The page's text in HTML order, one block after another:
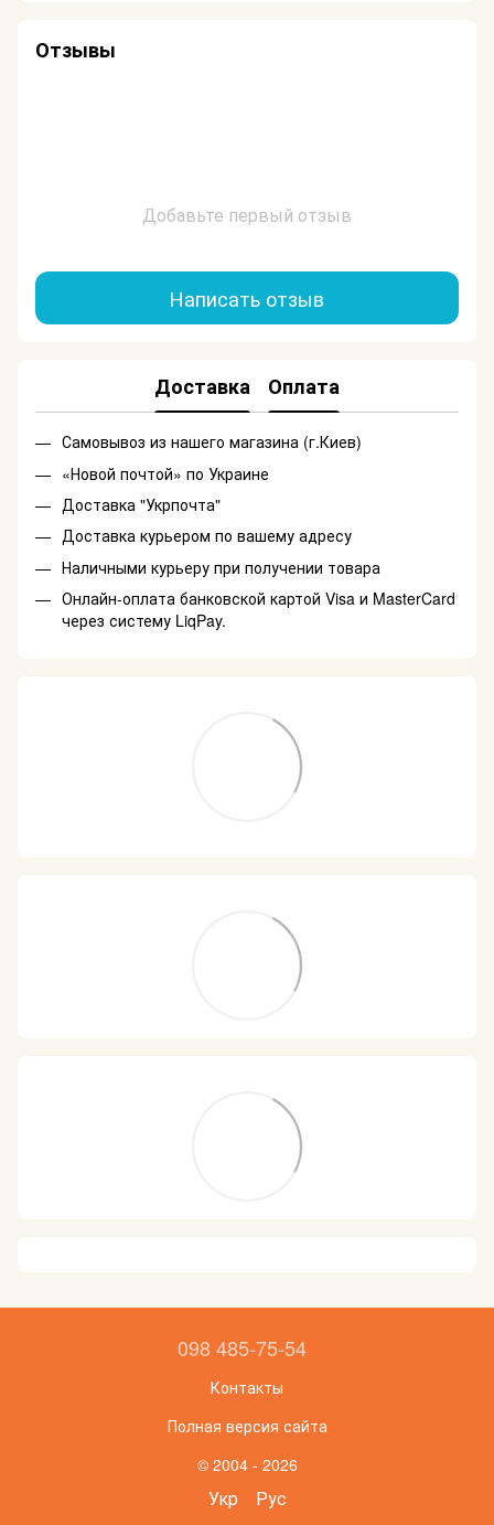
Отзывы
Добавьте первый отзыв
Написать отзыв
Доставка Оплата
Самовывоз из нашего магазина (г.Киев)
«Новой почтой» по Украине
Доставка "Укрпочта"
Доставка курьером по вашему адресу
Наличными курьеру при получении товара
Онлайн-оплата банковской картой Visa и MasterCard
через систему LiqPay.
098 485-75-54
Контакты
Полная версия сайта
© 2004 - 2026
Укр Рус